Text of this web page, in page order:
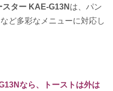
スター KAE-G13N は、パン
ど多彩なメニューに対応し
なら、トーストは外は